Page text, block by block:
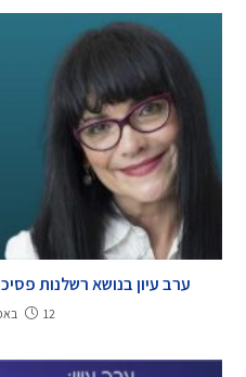
ערב עיון בנושא רשלנות
12 באפריל 2022